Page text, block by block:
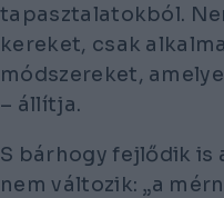
tapasztalatokból.
kereket, csak
módszereket,
– állítja.
S bárhogy fejlődik is
nem változik: „a